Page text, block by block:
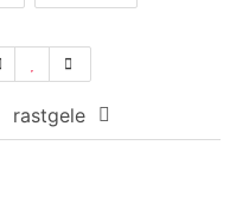
rastgele